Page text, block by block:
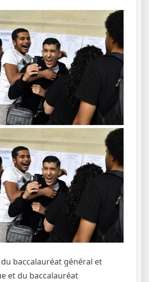
baccalauréat général et
et du baccalauréat